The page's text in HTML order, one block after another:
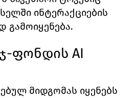
ინტერაქციების
გამოიყენება.
ფონდის AI
მიდგომას იყენებს